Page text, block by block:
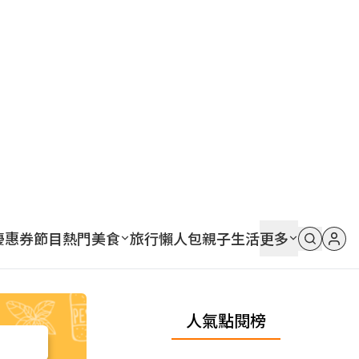
惠券節目熱門美食 旅行懶人包親子生活更多
人氣點閱榜